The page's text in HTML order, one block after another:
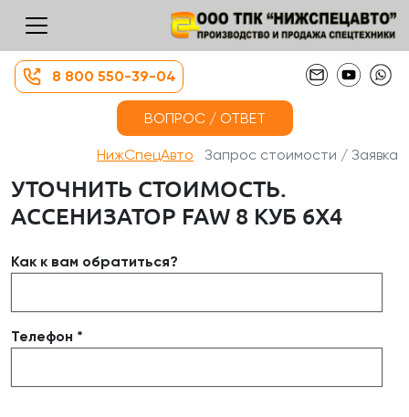
8 800 550-39-04
ВОПРОС / ОТВЕТ
НижСпецАвто Запрос стоимости / Заявка
УТОЧНИТЬ СТОИМОСТЬ.
АССЕНИЗАТОР FAW 8 КУБ 6Х4
Как к вам обратиться?
Телефон *